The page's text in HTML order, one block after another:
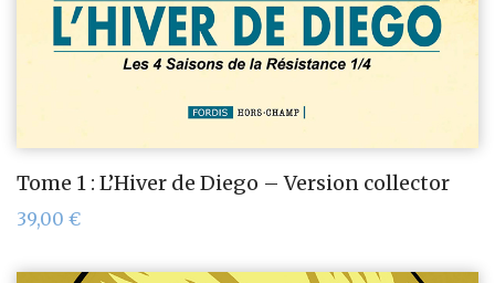
Tome 1 : L’Hiver de Diego – Version collector
39,00 €